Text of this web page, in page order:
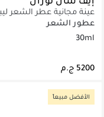
عينة مجانية عطر الشعر
سان لوران 30 مل
عطور الشعر
30ml
الأفضل مبيعاً